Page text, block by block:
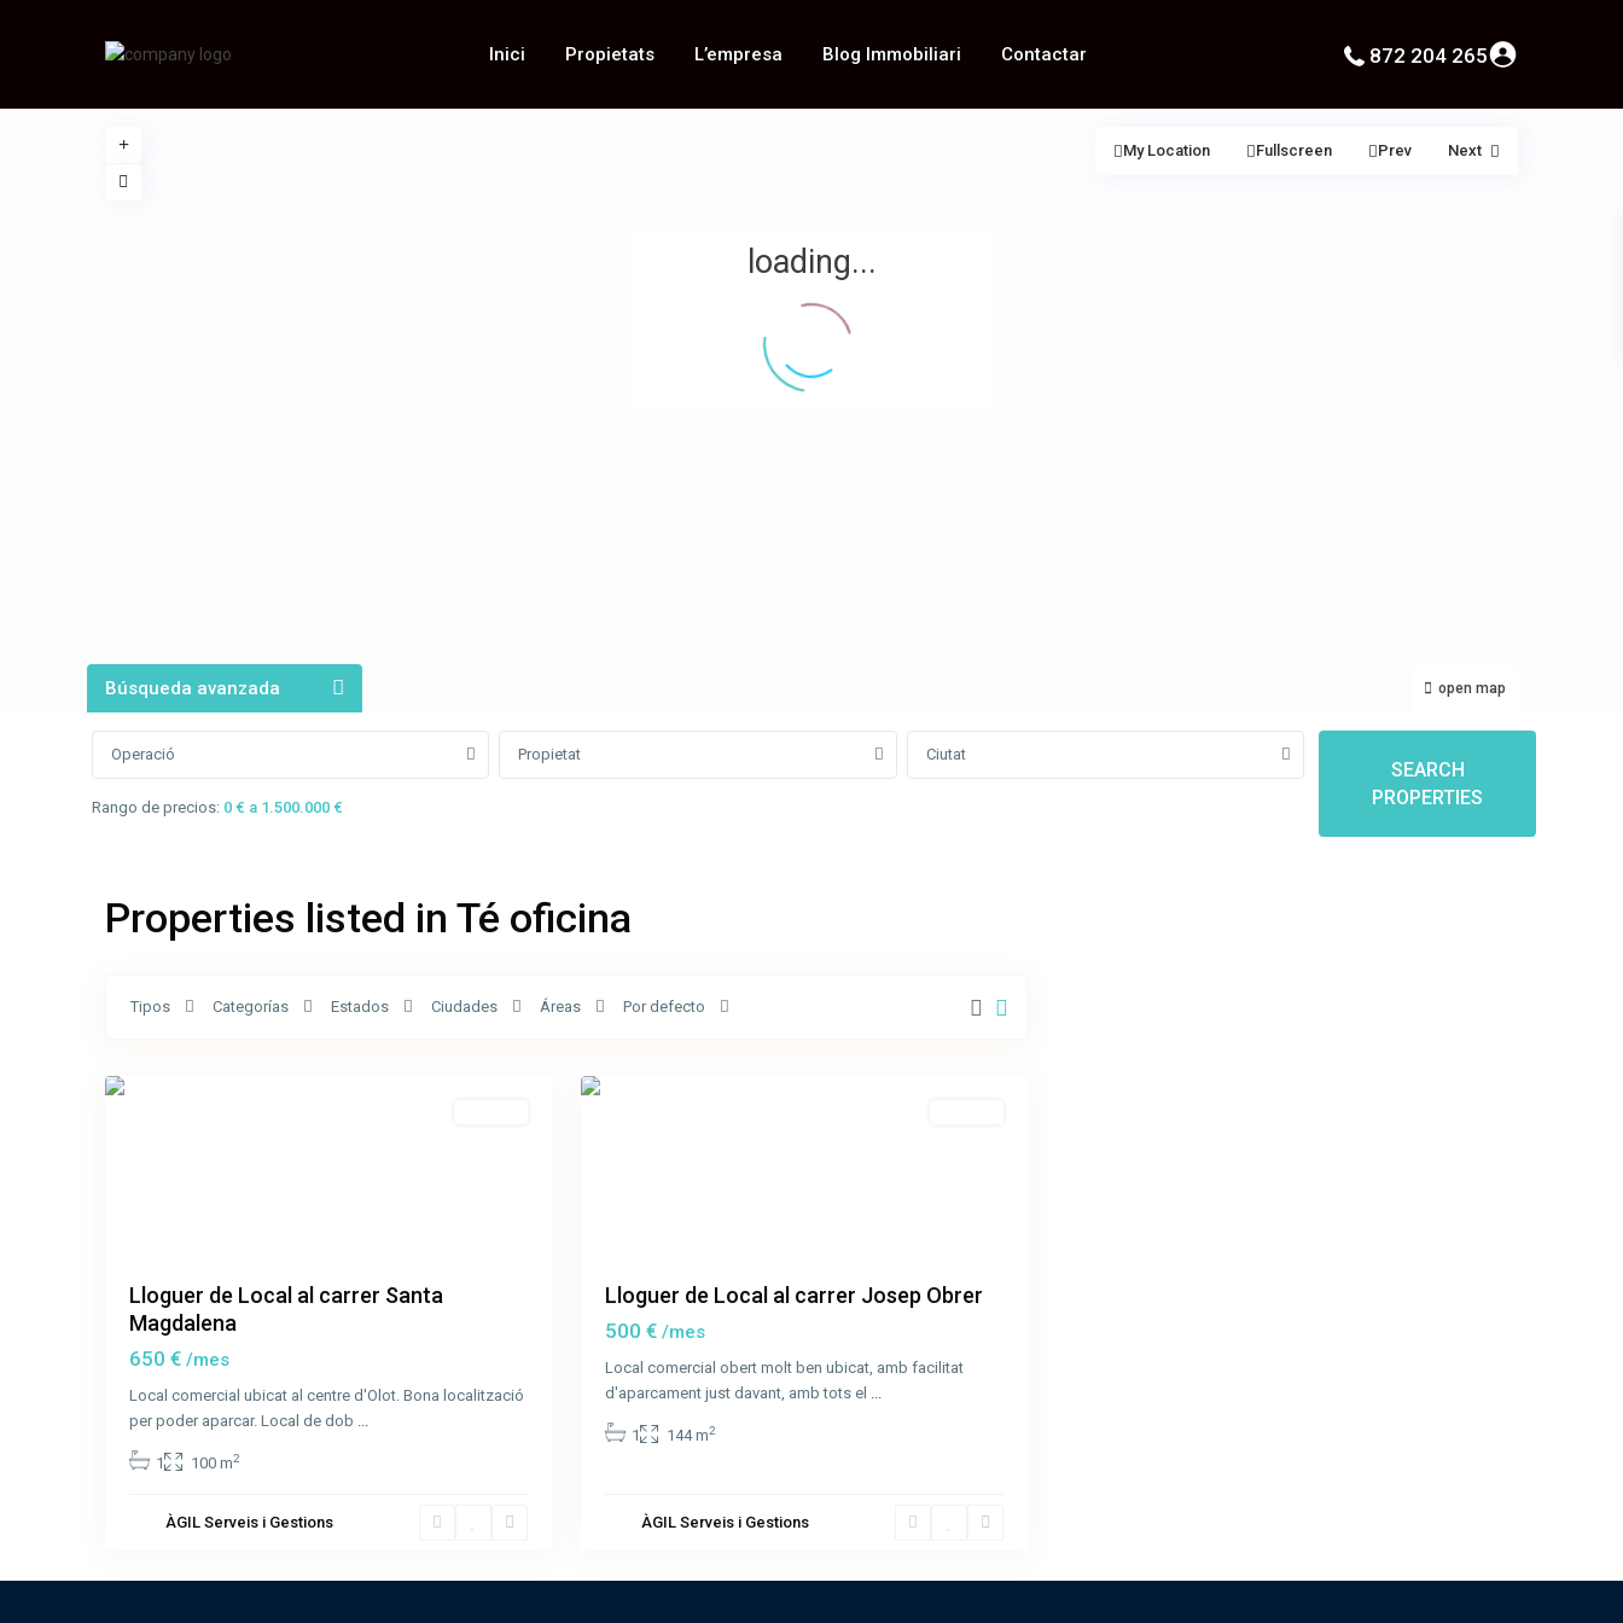
Inici Propietats L’empresa Blog Immobiliari Contactar 872 204 265
loading...
open map
My Location Fullscreen Prev Next
Búsqueda avanzada
Operació Propietat Ciutat
Rango de precios: 0 € a 1.500.000 €
SEARCH
PROPERTIES
Properties listed in Té oficina
Tipos Categorías Estados Ciudades Áreas Por defecto
Santa
Lloguer de Local al carrer Santa
Magdalena
650 € /mes
Local comercial ubicat al centre d'Olot. Bona localització
per poder aparcar. Local de dob ...
1 100 m2
ÀGIL Serveis i Gestions
Josep
Joan
Lloguer de Local al carrer Josep Obrer
500 € /mes
Local comercial obert molt ben ubicat, amb facilitat
d'aparcament just davant, amb tots el ...
1 144 m2
ÀGIL Serveis i Gestions